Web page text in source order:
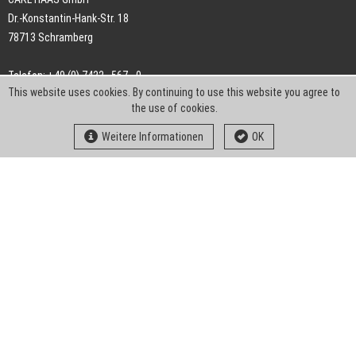
Dr.-Konstantin-Hank-Str. 18
78713 Schramberg
Telefon: +49 (0) 7422 . 567 - 0
Telefax: +49 (0) 7422 . 567 - 239
info-ch@kern-liebers.com
This website uses cookies. By continuing to use this website you agree to
the use of cookies.
Weitere Informationen OK